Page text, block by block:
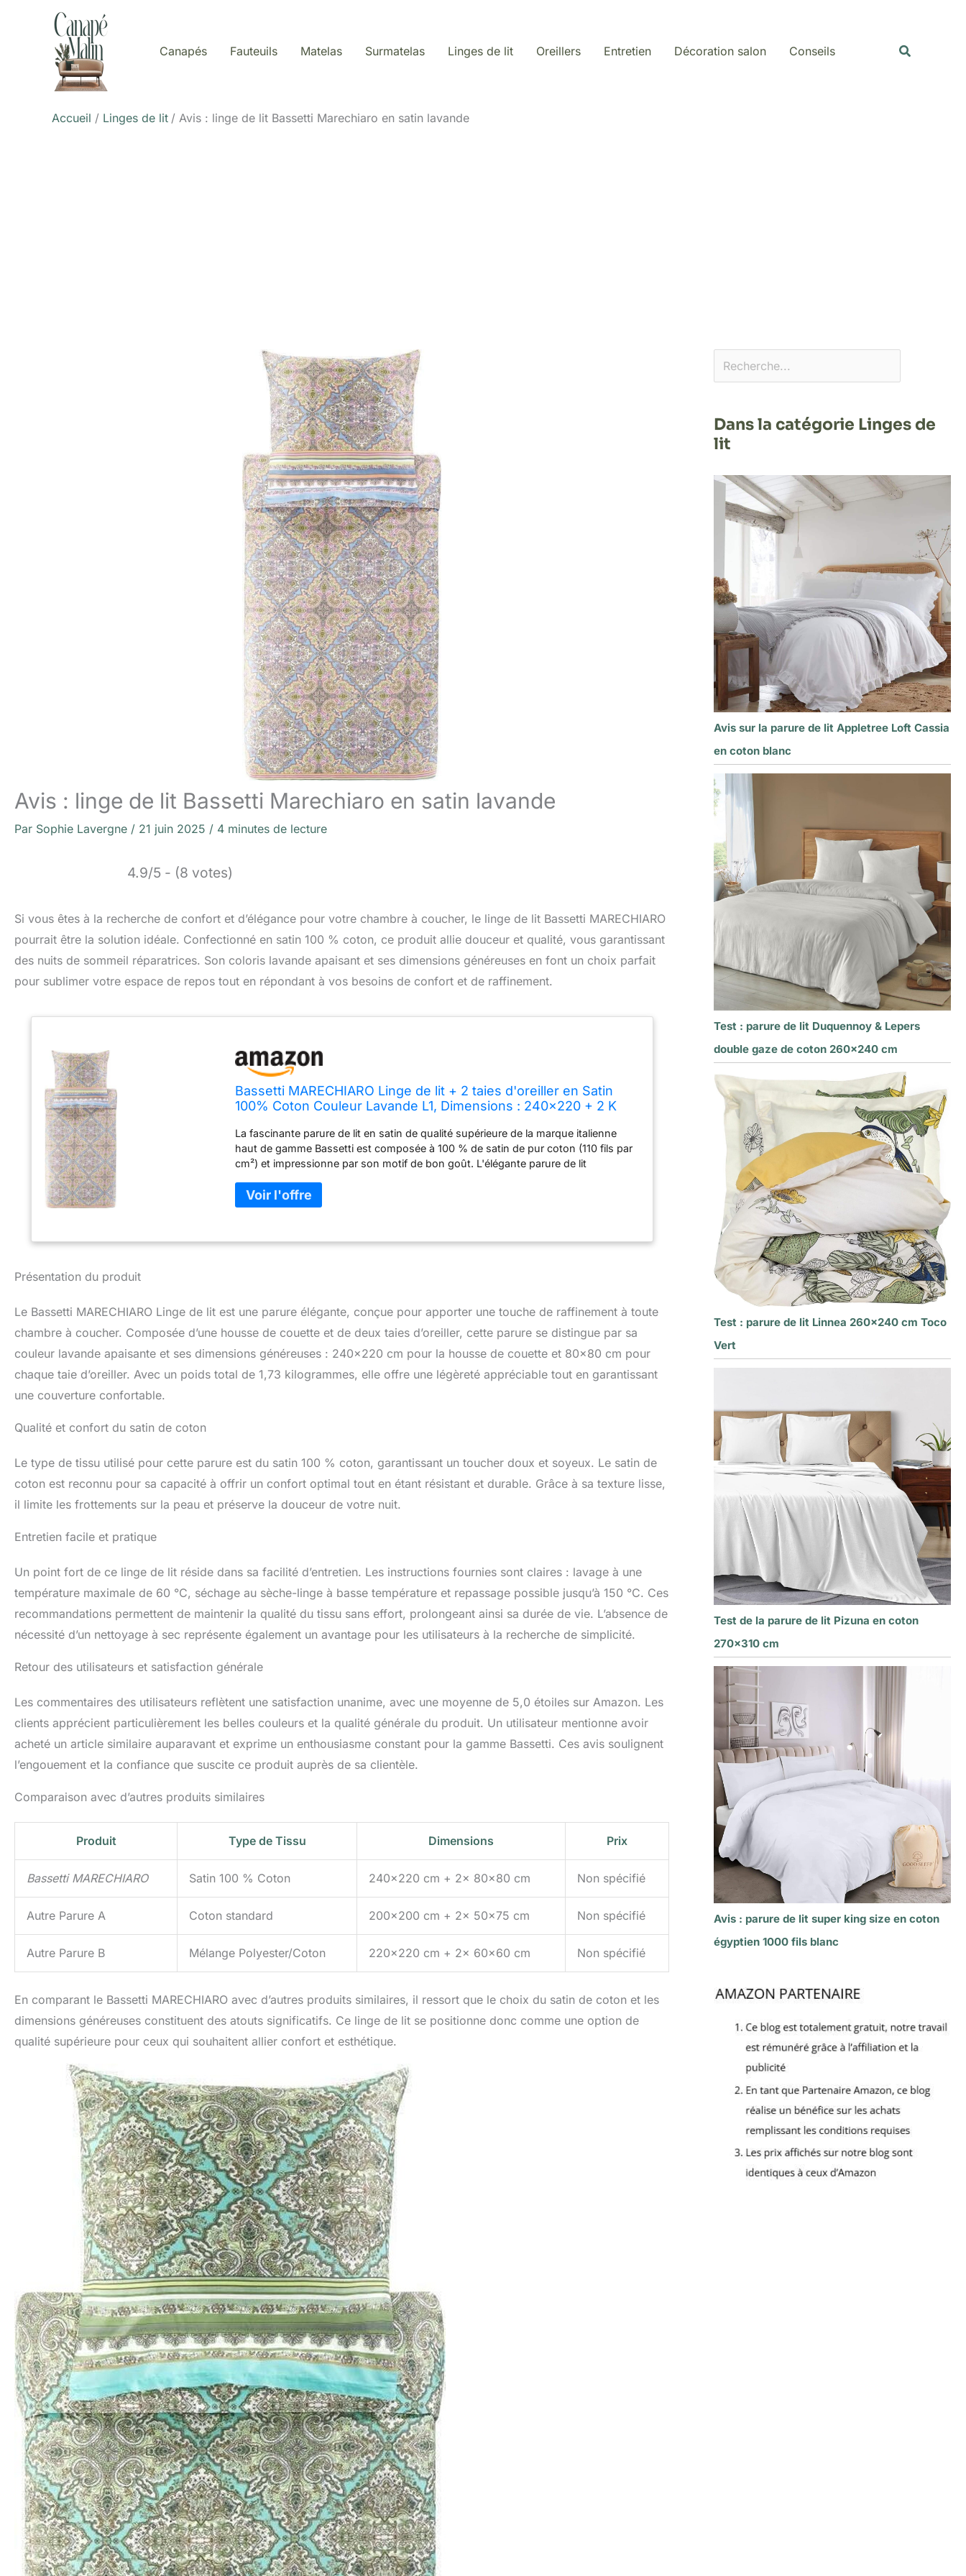
Canapés Fauteuils Matelas Surmatelas Linges de lit Oreillers Entretien Décoration salon Conseils
Accueil Linges de lit Avis : linge de lit Bassetti Marechiaro en satin lavande
Avis : linge de lit Bassetti Marechiaro en satin lavande
Par Sophie Lavergne / 21 juin 2025 / 4 minutes de lecture
4.9/5 - (8 votes)
Si vous êtes à la recherche de confort et d’élégance pour votre chambre à coucher, le linge de lit Bassetti MARECHIARO
pourrait être la solution idéale. Confectionné en satin 100 % coton, ce produit allie douceur et qualité, vous garantissant
des nuits de sommeil réparatrices. Son coloris lavande apaisant et ses dimensions généreuses en font un choix parfait
pour sublimer votre espace de repos tout en répondant à vos besoins de confort et de raffinement.
Bassetti MARECHIARO Linge de lit + 2 taies d'oreiller en Satin
100% Coton Couleur Lavande L1, Dimensions : 240x220 + 2 K
La fascinante parure de lit en satin de qualité supérieure de la marque italienne
haut de gamme Bassetti est composée à 100 % de satin de pur coton (110 fils par
cm²) et impressionne par son motif de bon goût. L'élégante parure de lit
80x80 cm. Cette parure de lit élégante séduit par son tissu soyeux. Veuillez noter
qu'il peut y avoir des différences de motif pour les taies d'oreiller supplémentaires,
lavable à 60 degrés et passe au sèche-linge. Il se caractérise par sa facilité
Présentation du produit
Le Bassetti MARECHIARO Linge de lit est une parure élégante, conçue pour apporter une touche de raffinement à toute
chambre à coucher. Composée d’une housse de couette et de deux taies d’oreiller, cette parure se distingue par sa
couleur lavande apaisante et ses dimensions généreuses : 240×220 cm pour la housse de couette et 80×80 cm pour
chaque taie d’oreiller. Avec un poids total de 1,73 kilogrammes, elle offre une légèreté appréciable tout en garantissant
une couverture confortable.
Qualité et confort du satin de coton
Le type de tissu utilisé pour cette parure est du satin 100 % coton, garantissant un toucher doux et soyeux. Le satin de
coton est reconnu pour sa capacité à offrir un confort optimal tout en étant résistant et durable. Grâce à sa texture lisse,
il limite les frottements sur la peau et préserve la douceur de votre nuit.
Entretien facile et pratique
Un point fort de ce linge de lit réside dans sa facilité d’entretien. Les instructions fournies sont claires : lavage à une
température maximale de 60 °C, séchage au sèche-linge à basse température et repassage possible jusqu’à 150 °C. Ces
recommandations permettent de maintenir la qualité du tissu sans effort, prolongeant ainsi sa durée de vie. L’absence de
nécessité d’un nettoyage à sec représente également un avantage pour les utilisateurs à la recherche de simplicité.
Retour des utilisateurs et satisfaction générale
Les commentaires des utilisateurs reflètent une satisfaction unanime, avec une moyenne de 5,0 étoiles sur Amazon. Les
clients apprécient particulièrement les belles couleurs et la qualité générale du produit. Un utilisateur mentionne avoir
acheté un article similaire auparavant et exprime un enthousiasme constant pour la gamme Bassetti. Ces avis soulignent
l’engouement et la confiance que suscite ce produit auprès de sa clientèle.
Comparaison avec d’autres produits similaires
Produit Type de Tissu Dimensions Prix
Bassetti MARECHIARO Satin 100 % Coton 240×220 cm + 2x 80×80 cm Non spécifié
Autre Parure A Coton standard 200×200 cm + 2x 50×75 cm Non spécifié
Autre Parure B Mélange Polyester/Coton 220×220 cm + 2x 60×60 cm Non spécifié
En comparant le Bassetti MARECHIARO avec d’autres produits similaires, il ressort que le choix du satin de coton et les
dimensions généreuses constituent des atouts significatifs. Ce linge de lit se positionne donc comme une option de
qualité supérieure pour ceux qui souhaitent allier confort et esthétique.
Dans la catégorie Linges de
lit
Avis sur la parure de lit Appletree Loft Cassia
en coton blanc
Test : parure de lit Duquennoy & Lepers
double gaze de coton 260×240 cm
Test : parure de lit Linnea 260×240 cm Toco
Vert
Test de la parure de lit Pizuna en coton
270×310 cm
Avis : parure de lit super king size en coton
égyptien 1000 fils blanc